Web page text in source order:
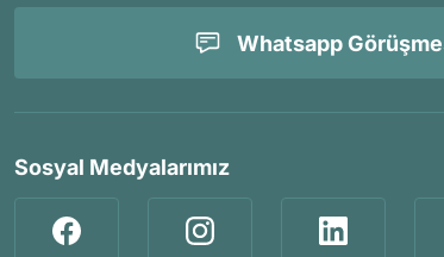
Whatsapp
Sosyal Medyalarımız